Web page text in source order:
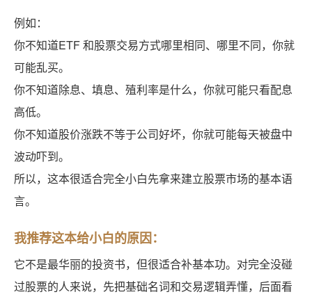
例如：
你不知道ETF 和股票交易方式哪里相同、哪里不同，你就
可能乱买。
你不知道除息、填息、殖利率是什么，你就可能只看配息
高低。
你不知道股价涨跌不等于公司好坏，你就可能每天被盘中
波动吓到。
所以，这本很适合完全小白先拿来建立股票市场的基本语
言。
我推荐这本给小白的原因：
它不是最华丽的投资书，但很适合补基本功。对完全没碰
过股票的人来说，先把基础名词和交易逻辑弄懂，后面看